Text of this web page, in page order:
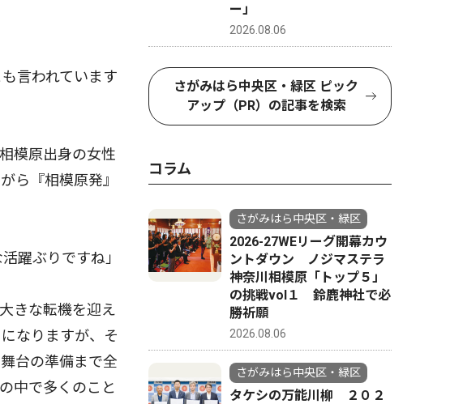
言われています
模原出身の女性
ら『相模原発』
躍ぶりですね」
きな転機を迎え
なりますが、そ
台の準備まで全
中で多くのこと
ー」
2026.08.06
さがみはら中央区・緑区 ピック
アップ（PR）の記事を検索
コラム
さがみはら中央区・緑区
2026-27WEリーグ開幕カウ
ントダウン ノジマステラ
神奈川相模原「トップ５」
の挑戦vol１ 鈴鹿神社で必
勝祈願
2026.08.06
さがみはら中央区・緑区
タケシの万能川柳 ２０２